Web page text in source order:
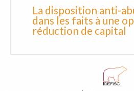
La disposition anti-
dans les faits à une
réduction de capital